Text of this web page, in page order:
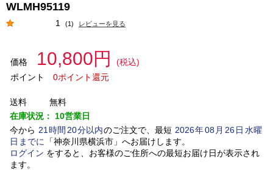
WLMH95119
1 (1) レビューを見る
価格 10,800円
(税込)
ポイント
0ポイント還元
送料
無料
在庫状況： 10営業日
今から 21 時間 20分以内のご注文で、最短 2026年08 月 26日水曜
日 までに 「神奈川県横浜市」 へお届けします。
ログイン をすると、お客様のご住所への最短お届け日が表示され
ます。